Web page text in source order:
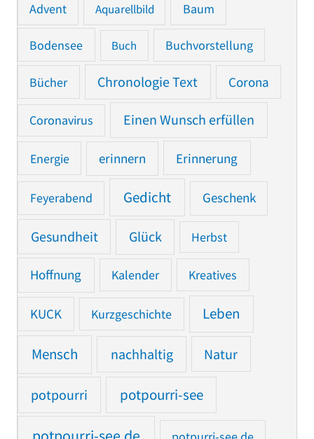
Advent Aquarellbild Baum
Bodensee Buch Buchvorstellung
Bücher Chronologie Text Corona
Coronavirus Einen Wunsch erfüllen
Energie erinnern Erinnerung
Feyerabend Gedicht Geschenk
Gesundheit Glück Herbst
Hoffnung Kalender Kreatives
KUCK Kurzgeschichte Leben
Mensch nachhaltig Natur
potpourri potpourri-see